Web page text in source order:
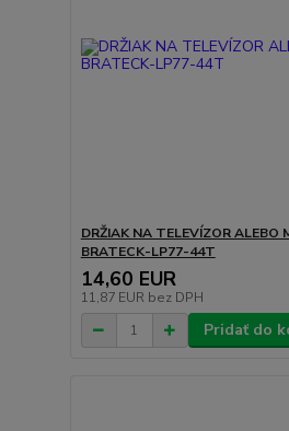
DRŽIAK NA TELEVÍZOR ALEBO
BRATECK-LP77-44T
14,60 EUR
11,87 EUR bez DPH
Pridať do